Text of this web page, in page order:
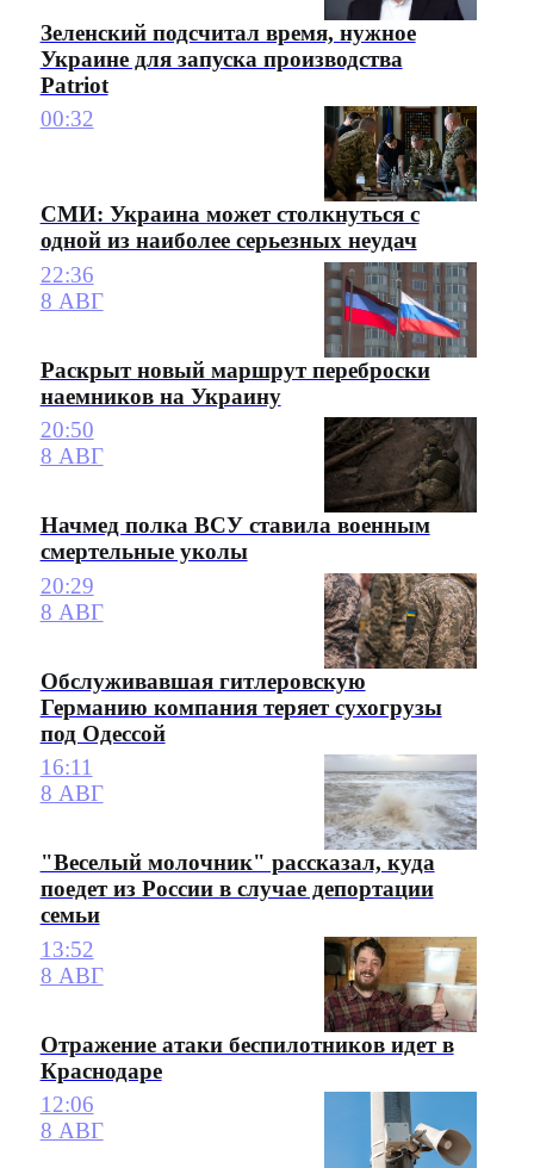
Зеленский подсчитал время, нужное
Украине для запуска производства
Patriot
00:32
СМИ: Украина может столкнуться с
одной из наиболее серьезных неудач
22:36
8 АВГ
Раскрыт новый маршрут переброски
наемников на Украину
20:50
8 АВГ
Начмед полка ВСУ ставила военным
смертельные уколы
20:29
8 АВГ
Обслуживавшая гитлеровскую
Германию компания теряет сухогрузы
под Одессой
16:11
8 АВГ
"Веселый молочник" рассказал, куда
поедет из России в случае депортации
семьи
13:52
8 АВГ
Отражение атаки беспилотников идет в
Краснодаре
12:06
8 АВГ